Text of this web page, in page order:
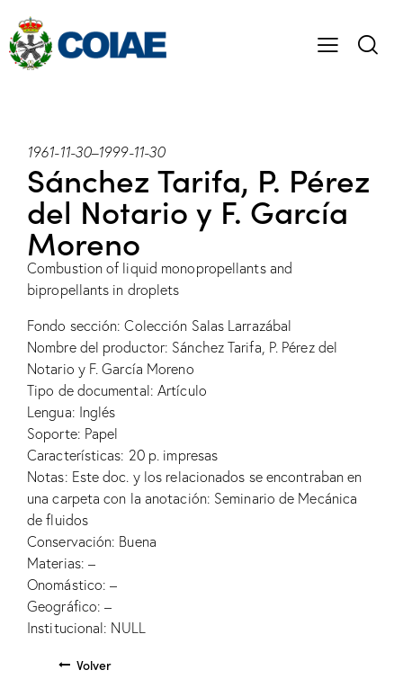
1961-11-30–1999-11-30
Sánchez Tarifa, P. Pérez
del Notario y F. García
Moreno
Combustion of liquid monopropellants and
bipropellants in droplets
Fondo sección: Colección Salas Larrazábal
Nombre del productor: Sánchez Tarifa, P. Pérez del
Notario y F. García Moreno
Tipo de documental: Artículo
Lengua: Inglés
Soporte: Papel
Características: 20 p. impresas
Notas: Este doc. y los relacionados se encontraban en
una carpeta con la anotación: Seminario de Mecánica
de fluidos
Conservación: Buena
Materias: –
Onomástico: –
Geográfico: –
Institucional: NULL
Volver